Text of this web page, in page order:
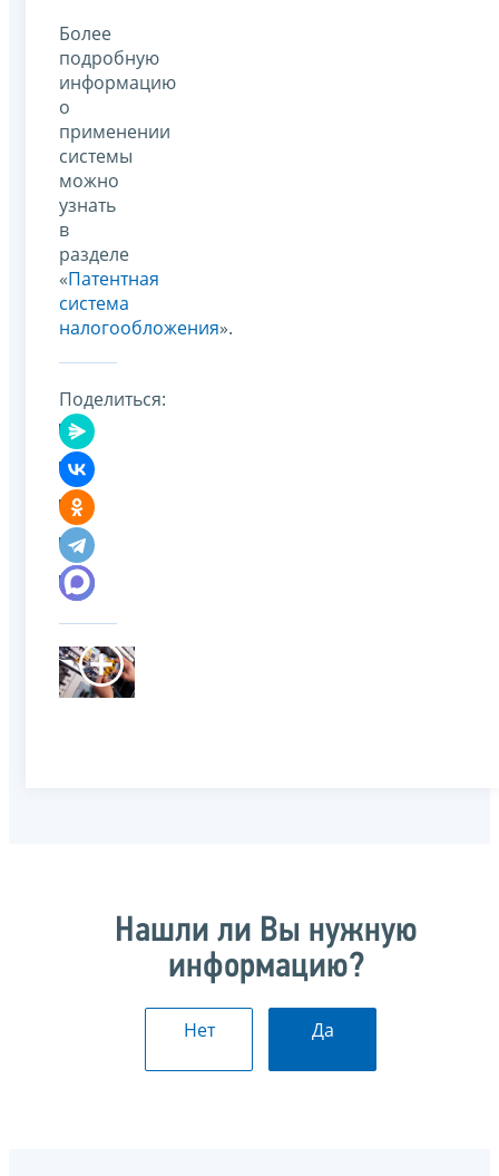
Более
подробную
информацию
о
применении
системы
можно
узнать
в
разделе
«Патентная
система
налогообложения».
Поделиться:
Нашли ли Вы нужную
информацию?
Нет Да